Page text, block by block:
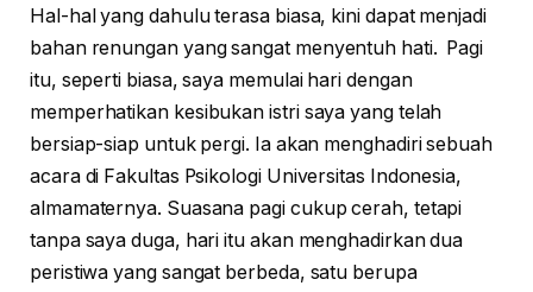
Hal-hal yang dahulu terasa biasa, kini dapat menjadi
bahan renungan yang sangat menyentuh hati. Pagi
itu, seperti biasa, saya memulai hari dengan
memperhatikan kesibukan istri saya yang telah
bersiap-siap untuk pergi. Ia akan menghadiri sebuah
acara di Fakultas Psikologi Universitas Indonesia,
almamaternya. Suasana pagi cukup cerah, tetapi
tanpa saya duga, hari itu akan menghadirkan dua
peristiwa yang sangat berbeda, satu berupa